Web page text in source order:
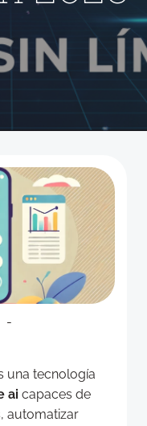
-
una tecnología
ai capaces de
automatizar